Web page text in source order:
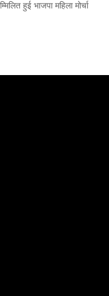
हुई भाजपा महिला मोर्चा